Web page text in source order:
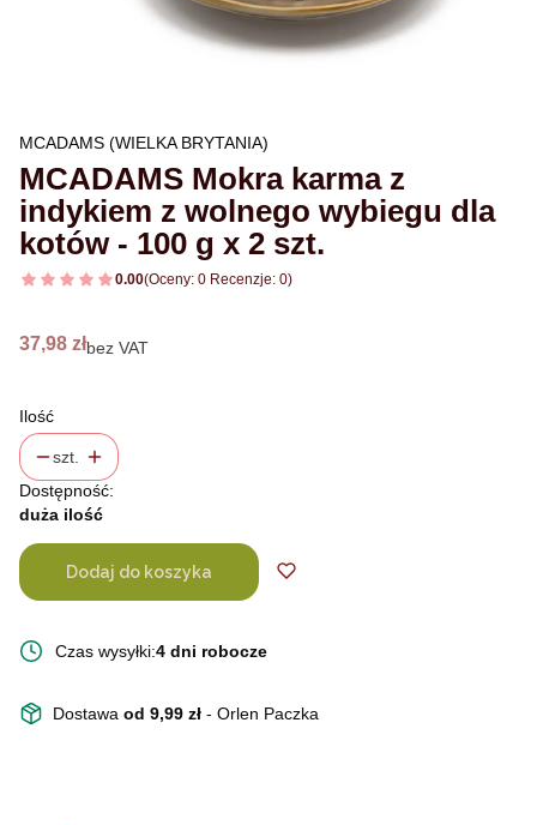
MCADAMS (WIELKA BRYTANIA)
MCADAMS Mokra karma z
indykiem z wolnego wybiegu dla
kotów - 100 g x 2 szt.
0.00(Oceny: 0 Recenzje: 0)
Cena
37,98 złbez VAT
Ilość
szt.
Dostępność:
duża ilość
Dodaj do koszyka
Czas wysyłki:4 dni robocze
Dostawa od 9,99 zł - Orlen Paczka